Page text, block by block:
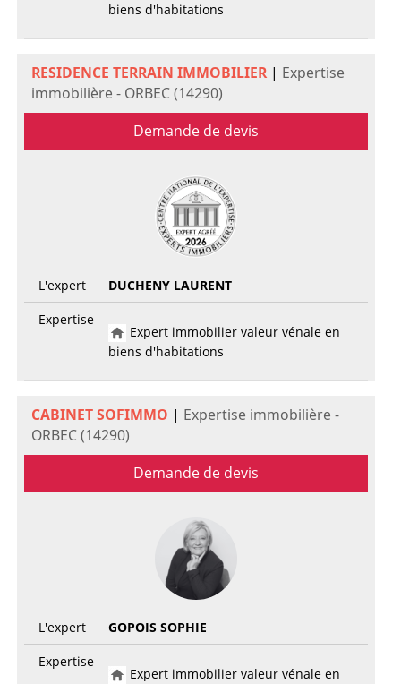
biens d'habitations
RESIDENCE TERRAIN IMMOBILIER| Expertise
immobilière - ORBEC (14290)
Demande de devis
L'expert
DUCHENY LAURENT
Expertise
Expert immobilier valeur vénale en
biens d'habitations
CABINET SOFIMMO | Expertise immobilière -
ORBEC (14290)
Demande de devis
L'expert
GOPOIS SOPHIE
Expertise
Expert immobilier valeur vénale en